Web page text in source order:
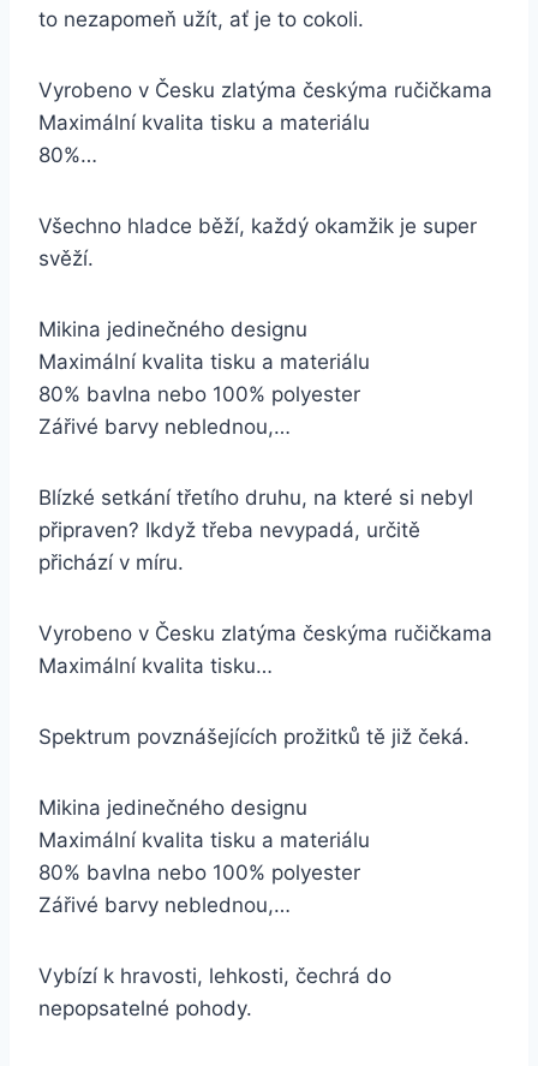
to nezapomeň užít, ať je to cokoli.
Vyrobeno v Česku zlatýma českýma ručičkama
Maximální kvalita tisku a materiálu
80%…
Všechno hladce běží, každý okamžik je super
svěží.
Mikina jedinečného designu
Maximální kvalita tisku a materiálu
80% bavlna nebo 100% polyester
Zářivé barvy neblednou,…
Blízké setkání třetího druhu, na které si nebyl
připraven? Ikdyž třeba nevypadá, určitě
přichází v míru.
Vyrobeno v Česku zlatýma českýma ručičkama
Maximální kvalita tisku…
Spektrum povznášejících prožitků tě již čeká.
Mikina jedinečného designu
Maximální kvalita tisku a materiálu
80% bavlna nebo 100% polyester
Zářivé barvy neblednou,…
Vybízí k hravosti, lehkosti, čechrá do
nepopsatelné pohody.